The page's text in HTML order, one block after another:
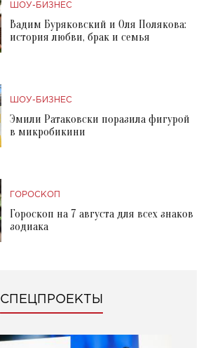
ШОУ-БИЗНЕС
Вадим Буряковский и Оля Полякова:
история любви, брак и семья
ШОУ-БИЗНЕС
Эмили Ратаковски поразила фигурой
в микробикини
ГОРОСКОП
Гороскоп на 7 августа для всех знаков
зодиака
СПЕЦПРОЕКТЫ